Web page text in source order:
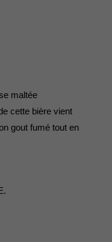
maltée
cette bière vient
gout fumé tout en